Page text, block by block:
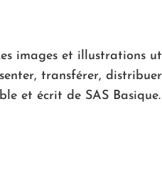
images et illustrations
transférer,
et écrit de SAS